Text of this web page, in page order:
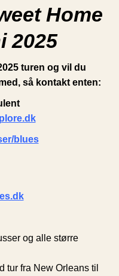
Home
2025
turen og vil du
så kontakt enten:
blues
og alle større
tur fra New Orleans til